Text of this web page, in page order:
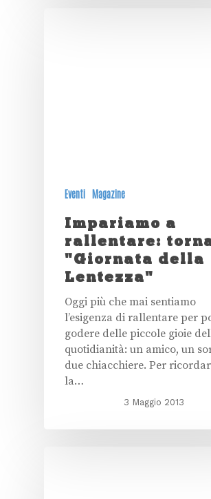
Eventi Magazine
Impariamo a
rallentare:
"Giornata della
Lentezza"
Oggi più che mai sentiamo
l’esigenza di rallentare per
godere delle piccole gioie
quotidianità: un amico, un
due chiacchiere. Per
la…
3 Maggio 2013